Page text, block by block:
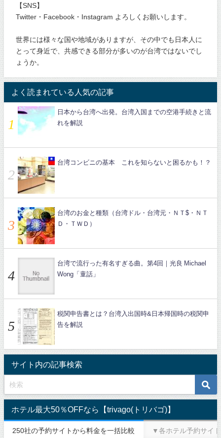
【SNS】
Twitter・Facebook・Instagram よろしくお願いします。
世界には様々な国や地域がありますが、その中でも日本人に
とって身近で、共感できる部分が多いのが台湾ではないでし
ょうか。
よく読まれている人気の記事
日本から台湾へ出発。台湾入国までの空港手続きと流
れを解説
台湾コンビニの基本 これを知らないと困るかも！？
台湾のお金と種類（台湾ドル・台湾元・ＮＴ$・ＮＴ
Ｄ・ＴＷＤ）
台湾で流行った有名すぎる曲。第4回｜光良 Michael
Wong「童話」
税関申告書とは？台湾入出国時&日本帰国時の税関申
告を解説
サイト内の記事検索
ホテル最大50％OFFなら【trivago(トリバゴ)】
250社の予約サイトから料金を一括比較 ▼各ホテル予約サイ